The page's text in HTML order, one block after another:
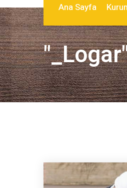
Ana Sayfa